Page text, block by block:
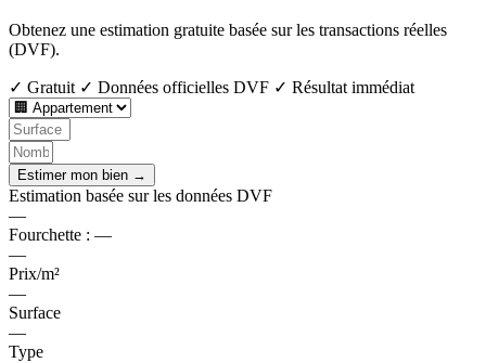
Obtenez une estimation gratuite basée sur les transactions réelles
(DVF).
✓ Gratuit ✓ Données officielles DVF ✓ Résultat immédiat
Estimer mon bien →
Estimation basée sur les données DVF
—
Fourchette : —
—
Prix/m²
—
Surface
—
Type